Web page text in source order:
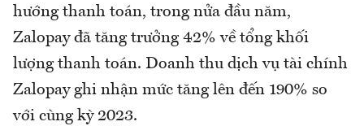
hướng thanh toán, trong nửa đầu năm,
Zalopay đã tăng trưởng 42% về tổng khối
lượng thanh toán. Doanh thu dịch vụ tài chính
Zalopay ghi nhận mức tăng lên đến 190% so
với cùng kỳ 2023.